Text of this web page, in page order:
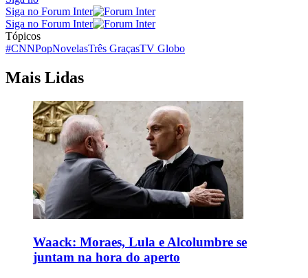
Siga no Forum Inter
Siga no Forum Inter
Tópicos
#CNNPopNovelasTrês GraçasTV Globo
Mais Lidas
Waack: Moraes, Lula e Alcolumbre se
juntam na hora do aperto